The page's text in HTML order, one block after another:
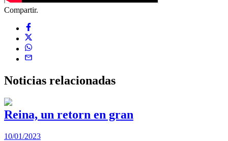
Compartir.
Noticias relacionadas
Reina, un retorn en gran
10/01/2023